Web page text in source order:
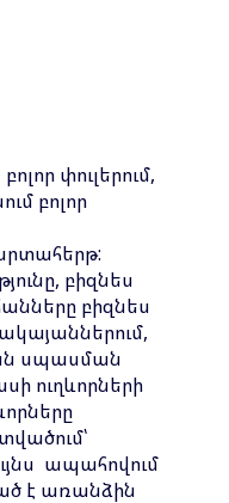
փուլերում,
բոլոր
բիզնես
բիզնես
սպասման
ուղևորների
րները
ապահովում
է առանձին